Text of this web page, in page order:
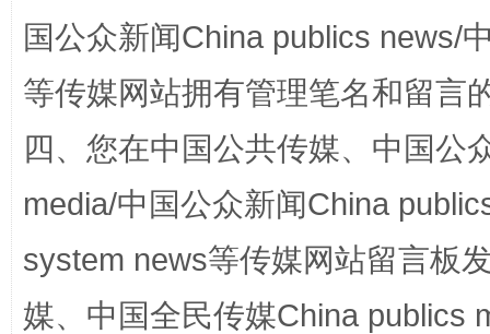
国公众新闻China publics news/
等传媒网站拥有管理笔名和留言
四、您在中国公共传媒、中国公
media/中国公众新闻China
system news等传媒网站留言板
媒、中国全民传媒China publics